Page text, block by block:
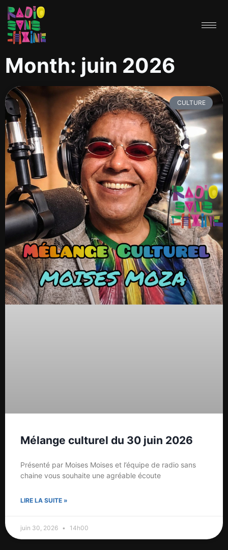
Month: juin 2026
CULTURE
Mélange culturel du 30 juin 2026
Présenté par Moises Moises et l’équipe de radio sans
chaine vous souhaite une agréable écoute
LIRE LA SUITE »
juin 30, 2026 14h00